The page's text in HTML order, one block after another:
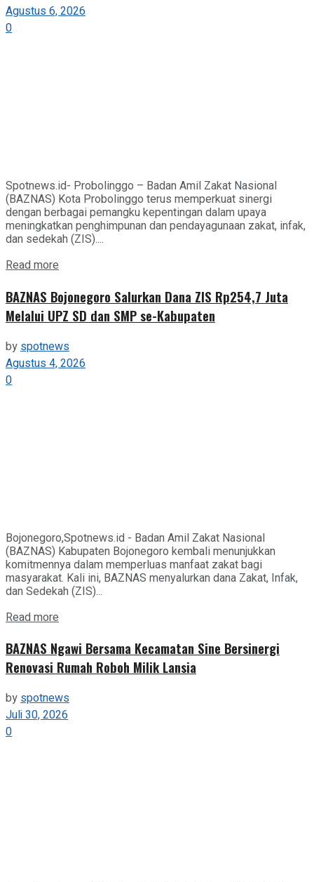
Agustus 6, 2026
0
Spotnews.id- Probolinggo – Badan Amil Zakat Nasional
(BAZNAS) Kota Probolinggo terus memperkuat sinergi
dengan berbagai pemangku kepentingan dalam upaya
meningkatkan penghimpunan dan pendayagunaan zakat, infak,
dan sedekah (ZIS)....
Read more
BAZNAS Bojonegoro Salurkan Dana ZIS Rp254,7 Juta
Melalui UPZ SD dan SMP se-Kabupaten
by spotnews
Agustus 4, 2026
0
Bojonegoro,Spotnews.id - Badan Amil Zakat Nasional
(BAZNAS) Kabupaten Bojonegoro kembali menunjukkan
komitmennya dalam memperluas manfaat zakat bagi
masyarakat. Kali ini, BAZNAS menyalurkan dana Zakat, Infak,
dan Sedekah (ZIS)...
Read more
BAZNAS Ngawi Bersama Kecamatan Sine Bersinergi
Renovasi Rumah Roboh Milik Lansia
byspotnews
Juli 30, 2026
0